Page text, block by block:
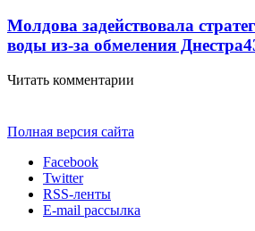
Молдова задействовала
воды из-за обмеления Днестра
Читать комментарии
Полная версия сайта
Facebook
Twitter
RSS-ленты
E-mail рассылка